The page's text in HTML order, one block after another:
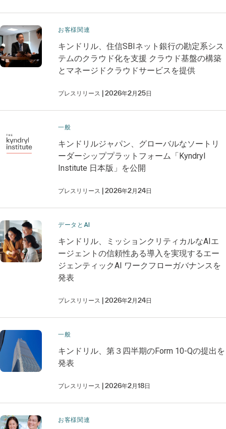
お客様関連
キンドリル、住信SBIネット銀行の勘定系シス
テムのクラウド化を支援 クラウド基盤の構築
とマネージドクラウドサービスを提供
プレスリリース 2026年2月25日
一般
キンドリルジャパン、グローバルなソートリ
ーダーシッププラットフォーム「Kyndryl
Institute 日本版」を公開
プレスリリース 2026年2月24日
データとAI
キンドリル、ミッションクリティカルなAIエ
ージェントの信頼性ある導入を実現するエー
ジェンティックAI ワークフローガバナンスを
発表
プレスリリース 2026年2月24日
一般
キンドリル、第３四半期のForm 10-Qの提出を
発表
プレスリリース 2026年2月18日
お客様関連